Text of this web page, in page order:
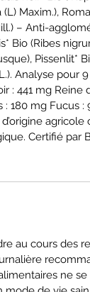
Maxim.),
– Anti-
Bio (Ribes
Pissenlit*
Analyse pour
: 441 mg Reine
: 180 mg Fucus
Certifié par
au cours des
ne